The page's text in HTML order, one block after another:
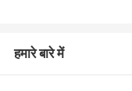
हमारे बारे में